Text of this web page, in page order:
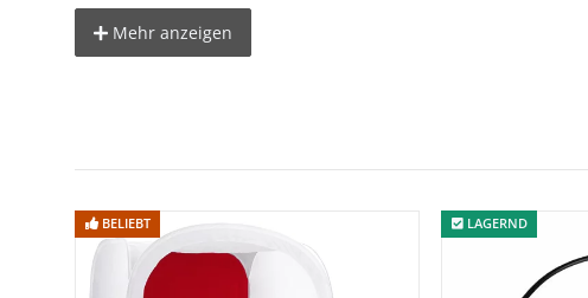
Technische Daten:
Durchmesser: ca. 11,5 cm
Lieferumfang:
1x Lichtwanne
3x Aufsätze (weiß, orange, chromfarben)
Mehr anzeigen
BELIEBT LAGERND